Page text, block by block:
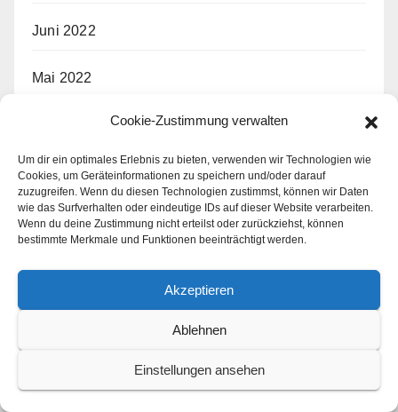
Cookie-Zustimmung verwalten
Um dir ein optimales Erlebnis zu bieten, verwenden wir Technologien wie
Cookies, um Geräteinformationen zu speichern und/oder darauf
zuzugreifen. Wenn du diesen Technologien zustimmst, können wir Daten
wie das Surfverhalten oder eindeutige IDs auf dieser Website verarbeiten.
Wenn du deine Zustimmung nicht erteilst oder zurückziehst, können
bestimmte Merkmale und Funktionen beeinträchtigt werden.
Akzeptieren
Ablehnen
Einstellungen ansehen
Juni 2022
Mai 2022
März 2022
Februar 2022
Dezember 2021